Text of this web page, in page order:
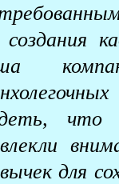
создания
что
для